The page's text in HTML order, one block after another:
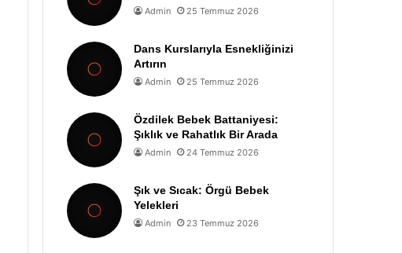
Admin 25 Temmuz 2026
Dans Kurslarıyla Esnekliğinizi
Artırın
Admin 25 Temmuz 2026
Özdilek Bebek Battaniyesi:
Şıklık ve Rahatlık Bir Arada
Admin 24 Temmuz 2026
Şık ve Sıcak: Örgü Bebek
Yelekleri
Admin 23 Temmuz 2026